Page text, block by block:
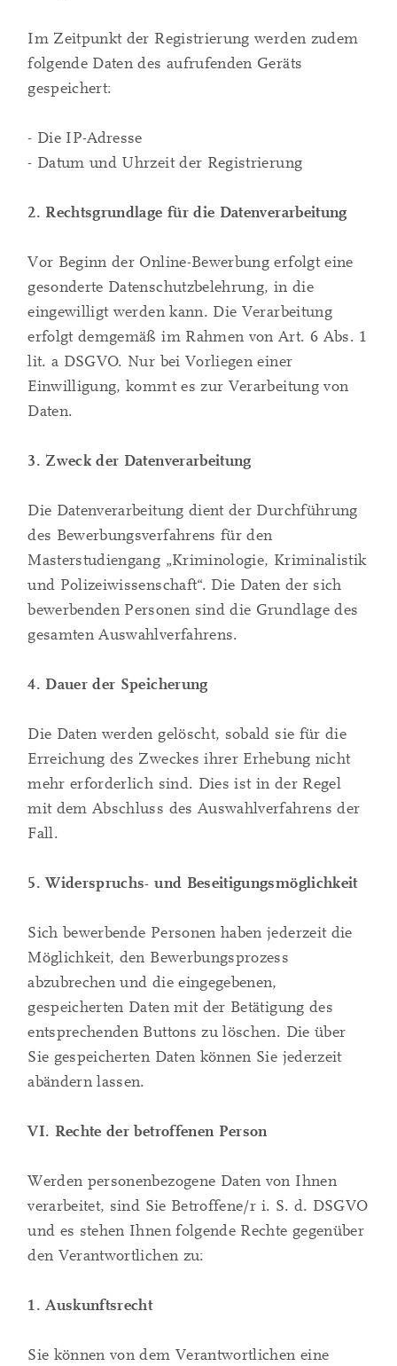
Im Zeitpunkt der Registrierung werden zudem
folgende Daten des aufrufenden Geräts
gespeichert:
- Die IP-Adresse
- Datum und Uhrzeit der Registrierung
2. Rechtsgrundlage für die Datenverarbeitung
Vor Beginn der Online-Bewerbung erfolgt eine
gesonderte Datenschutzbelehrung, in die
eingewilligt werden kann. Die Verarbeitung
erfolgt demgemäß im Rahmen von Art. 6 Abs. 1
lit. a DSGVO. Nur bei Vorliegen einer
Einwilligung, kommt es zur Verarbeitung von
Daten.
3. Zweck der Datenverarbeitung
Die Datenverarbeitung dient der Durchführung
des Bewerbungsverfahrens für den
Masterstudiengang „Kriminologie, Kriminalistik
und Polizeiwissenschaft“. Die Daten der sich
bewerbenden Personen sind die Grundlage des
gesamten Auswahlverfahrens.
4. Dauer der Speicherung
Die Daten werden gelöscht, sobald sie für die
Erreichung des Zweckes ihrer Erhebung nicht
mehr erforderlich sind. Dies ist in der Regel
mit dem Abschluss des Auswahlverfahrens der
Fall.
5. Widerspruchs- und Beseitigungsmöglichkeit
Sich bewerbende Personen haben jederzeit die
Möglichkeit, den Bewerbungsprozess
abzubrechen und die eingegebenen,
gespeicherten Daten mit der Betätigung des
entsprechenden Buttons zu löschen. Die über
Sie gespeicherten Daten können Sie jederzeit
abändern lassen.
VI. Rechte der betroffenen Person
Werden personenbezogene Daten von Ihnen
verarbeitet, sind Sie Betroffene/r i. S. d. DSGVO
und es stehen Ihnen folgende Rechte gegenüber
den Verantwortlichen zu:
1. Auskunftsrecht
Sie können von dem Verantwortlichen eine